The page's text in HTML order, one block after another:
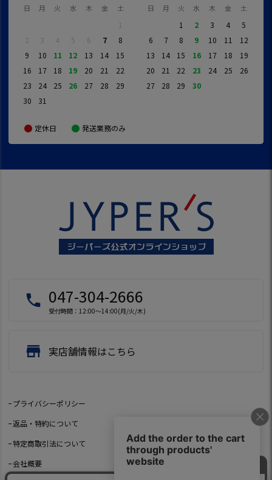
日 月 火 水 木 金 土
1
2
3 4 5 6 7
8
9
10 11 12 13 14
15
16
17 18 19 20 21
22
23
24 25 26 27 28
29
30
31
日 月 火 水 木 金 土
1 2 3 4
5
6
7 8 9 10 11
12
13
14 15 16 17 18
19
20
21 22 23 24 25
26
27
28 29 30
定休日 発送業務のみ
local_phone 047-304-2666
受付時間：12:00～14:00(月/火/木)
store 実店舗情報はこちら
プライバシーポリシー
返品・特約について
特定商取引法について
会社概要